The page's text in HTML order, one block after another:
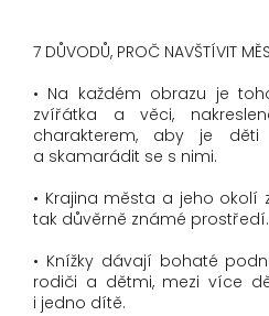
7 DŮVODŮ, PROČ NAVŠTÍVIT
• Na každém obrazu je
zvířátka a věci,
charakterem, aby je
a skamarádit se s nimi.
• Krajina města a jeho
tak důvěrně známé prostředí.
• Knížky dávají bohaté
rodiči a dětmi, mezi více
i jedno dítě.